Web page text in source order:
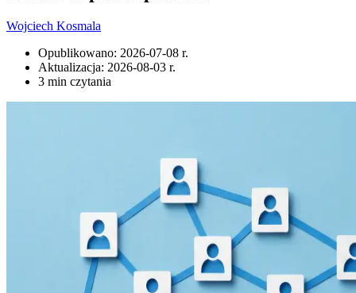
Wojciech Kosmala
Opublikowano: 2026-07-08 r.
Aktualizacja: 2026-08-03 r.
3 min czytania